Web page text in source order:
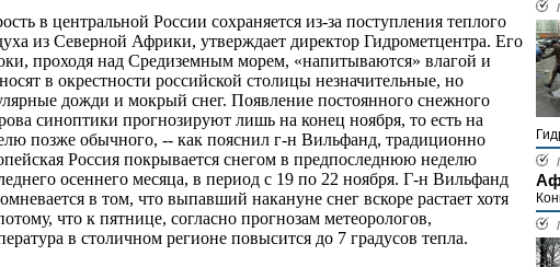
в центральной России сохраняется из-за поступления теплого
из Северной Африки, утверждает директор Гидрометцентра. Его
проходя над Средиземным морем, «напитываются» влагой и
в окрестности российской столицы незначительные, но
дожди и мокрый снег. Появление постоянного снежного
синоптики прогнозируют лишь на конец ноября, то есть на
позже обычного, -- как пояснил г-н Вильфанд, традиционно
Россия покрывается снегом в предпоследнюю неделю
осеннего месяца, в период с 19 по 22 ноября. Г-н Вильфанд
в том, что выпавший накануне снег вскоре растает хотя
что к пятнице, согласно прогнозам метеорологов,
в столичном регионе повысится до 7 градусов тепла.